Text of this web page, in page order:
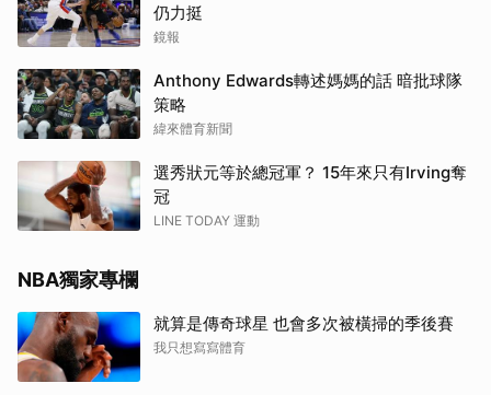
仍力挺
鏡報
Anthony Edwards轉述媽媽的話 暗批球隊
策略
緯來體育新聞
選秀狀元等於總冠軍？ 15年來只有Irving奪
冠
LINE TODAY 運動
NBA獨家專欄
就算是傳奇球星 也會多次被橫掃的季後賽
我只想寫寫體育